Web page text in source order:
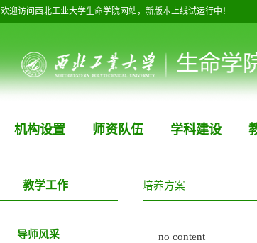
欢迎访问西北工业大学生命学院网站，新版本上线试运行中！
机构设置 师资队伍 学科建设
教学工作
导师风采
培养方案
no content